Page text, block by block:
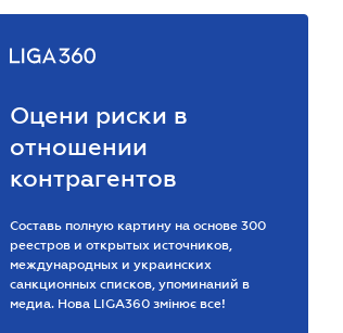
Оцени риски в
отношении
контрагентов
Составь полную картину на основе 300
реестров и открытых источников,
международных и украинских
санкционных списков, упоминаний в
медиа. Нова LIGA360 змінює все!